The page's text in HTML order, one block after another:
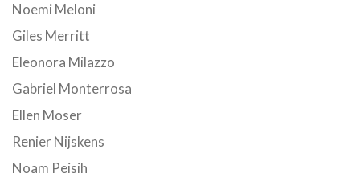
Noemi Meloni
Giles Merritt
Eleonora Milazzo
Gabriel Monterrosa
Ellen Moser
Renier Nijskens
Noam Peisih